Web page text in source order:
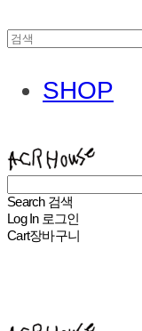
SHOP
Search 검색
Log In 로그인
Cart장바구니